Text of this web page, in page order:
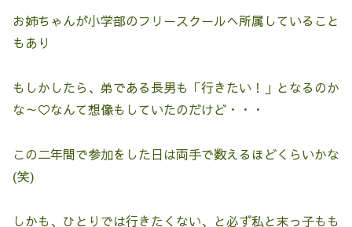
お姉ちゃんが小学部のフリースクールへ所属していること
もあり
もしかしたら、弟である長男も「行きたい！」となるのか
な～♡なんて想像もしていたのだけど・・・
この二年間で参加をした日は両手で数えるほどくらいかな
(笑)
しかも、ひとりでは行きたくない、と必ず私と末っ子もも